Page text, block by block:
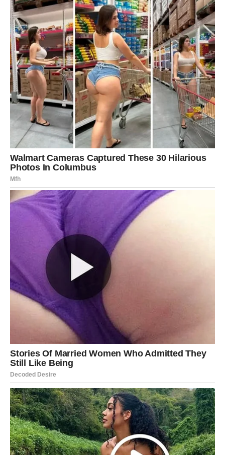
JARAC
Jarčevima dolazi potvrda da su bili na pravom putu.
Sve ono što ste ulagali sada počinje davati konkretne
rezultate.
Strpljenje vam donosi nagradu
Pred vama su veoma važni trenuci.
VODOLIJA
Zvijezde vam donose iznenadnu priliku koja bi mogla
promijeniti vaše planove.
Budite otvoreni za ono što dolazi.
Velike promjene počinju upravo
sada
Pred vama su veoma posebni trenuci.
RIBE
Ribe ulaze u period unutrašnjeg mira i emotivne
stabilnosti.
Ljudi koje volite bit će vaš najveći izvor sreće.
Duša pronalazi ono što joj je